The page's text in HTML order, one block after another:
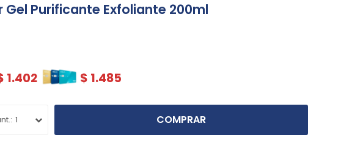
Gel Purificante Exfoliante 200ml
1.402 $ 1.485
1 COMPRAR